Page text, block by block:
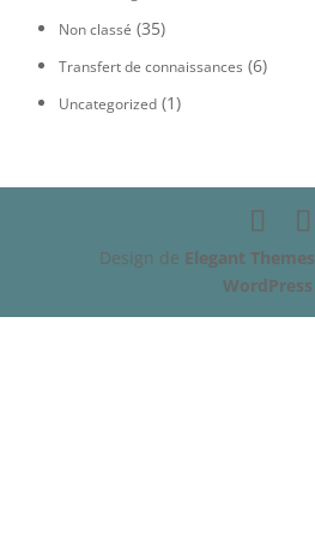
Non classé (35)
Transfert de connaissances (6)
Uncategorized(1)
Design de Elegant Themes
WordPress